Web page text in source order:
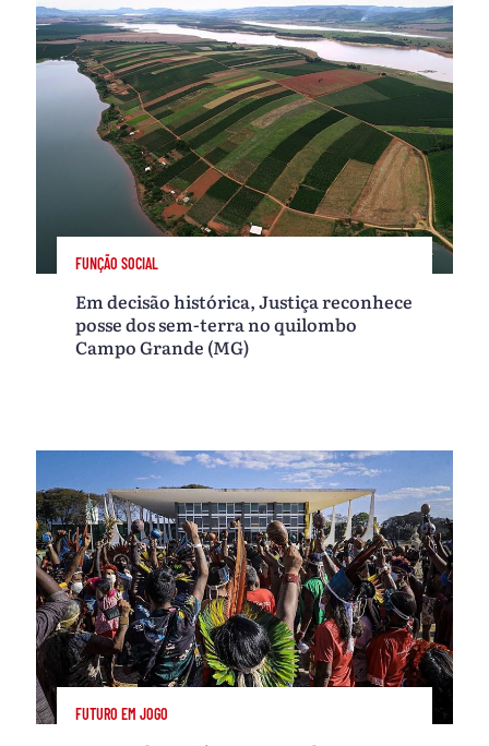
FUNÇÃO SOCIAL
Em decisão histórica, Justiça reconhece
posse dos sem-terra no quilombo
Campo Grande (MG)
FUTURO EM JOGO